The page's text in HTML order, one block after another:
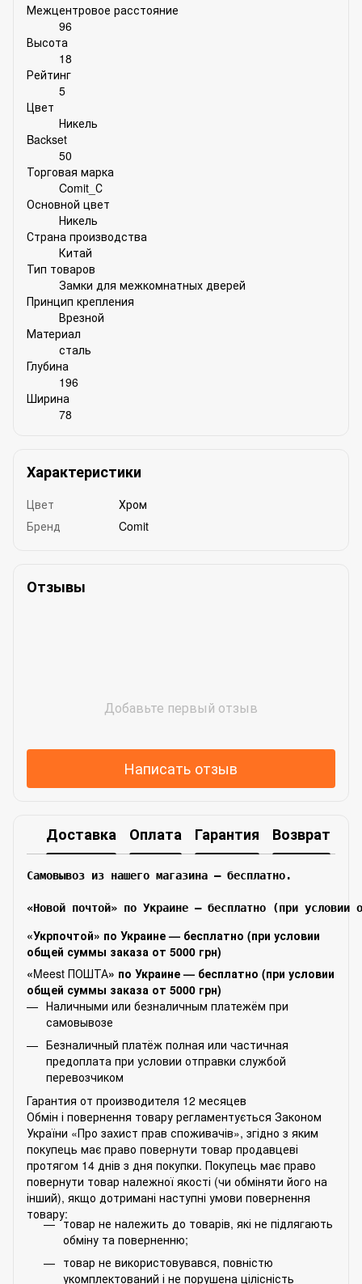
Межцентровое расстояние
96
Высота
18
Рейтинг
5
Цвет
Никель
Backset
50
Торговая марка
Comit_С
Основной цвет
Никель
Страна производства
Китай
Тип товаров
Замки для межкомнатных дверей
Принцип крепления
Врезной
Материал
сталь
Глубина
196
Ширина
78
Характеристики
Цвет
Хром
Бренд
Comit
Отзывы
Добавьте первый отзыв
Написать отзыв
Доставка Оплата Гарантия Возврат
Самовывоз из нашего магазина – бесплатно.
«Новой почтой» по Украине — бесплатно (при условии
«Укрпочтой» по Украине — бесплатно (при условии
общей суммы заказа от 5000 грн)
«Meest ПОШТА» по Украине — бесплатно (при условии
общей суммы заказа от 5000 грн)
Наличными или безналичным платежём при
самовывозе
Безналичный платёж полная или частичная
предоплата при условии отправки службой
перевозчиком
Гарантия от производителя 12 месяцев
Обмін і повернення товару регламентується Законом
України «Про захист прав споживачів», згідно з яким
покупець має право повернути товар продавцеві
протягом 14 днів з дня покупки. Покупець має право
повернути товар належної якості (чи обміняти його на
інший), якщо дотримані наступні умови повернення
товару:
товар не належить до товарів, які не підлягають
обміну та поверненню;
товар не використовувався, повністю
укомплектований і не порушена цілісність